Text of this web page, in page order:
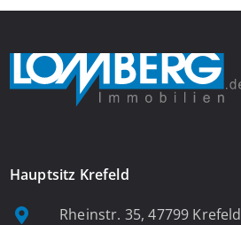
Hauptsitz Krefeld
Rheinstr. 35, 47799 Krefeld